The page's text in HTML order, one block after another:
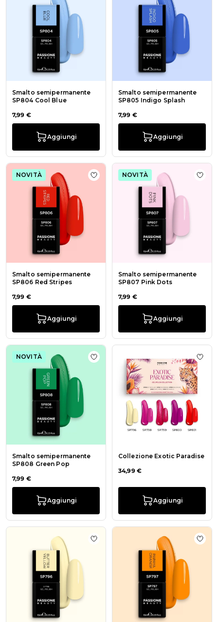
Smalto semipermanente
SP804 Cool Blue
7,99 €
Aggiungi
Smalto semipermanente
SP805 Indigo Splash
7,99 €
Aggiungi
NOVITÀ
Smalto semipermanente
SP806 Red Stripes
7,99 €
Aggiungi
Aggiungi alla wishlist Smalto
NOVITÀ
Smalto semipermanente
SP807 Pink Dots
7,99 €
Aggiungi
NOVITÀ
Smalto semipermanente
SP808 Green Pop
7,99 €
Aggiungi
Aggiungi alla wishlist Smalto
Collezione Exotic Paradise
34,99 €
Aggiungi
Aggiungi alla wishlist Smalto